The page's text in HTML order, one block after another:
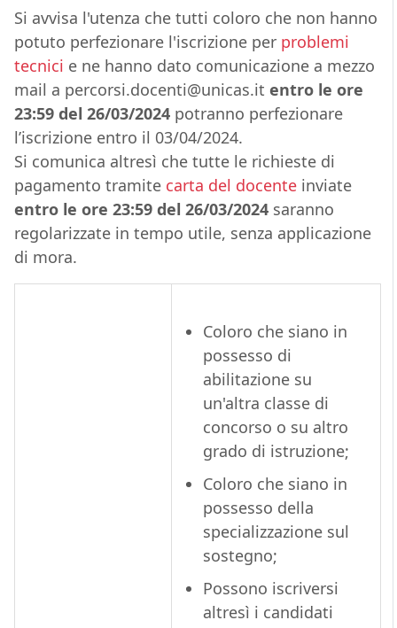
Si avvisa l'utenza che tutti coloro che non hanno
potuto perfezionare l'iscrizione per problemi
tecnici e ne hanno dato comunicazione a mezzo
mail a percorsi.docenti@unicas.it entro le ore
23:59 del 26/03/2024 potranno perfezionare
l’iscrizione entro il 03/04/2024.
Si comunica altresì che tutte le richieste di
pagamento tramite carta del docente inviate
entro le ore 23:59 del 26/03/2024 saranno
regolarizzate in tempo utile, senza applicazione
di mora.
Coloro che siano in
possesso di
abilitazione su
un'altra classe di
concorso o su altro
grado di istruzione;
Coloro che siano in
possesso della
specializzazione sul
sostegno;
Possono iscriversi
altresì i candidati